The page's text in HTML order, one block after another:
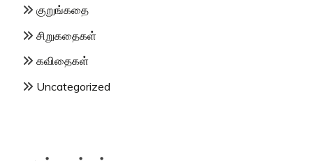
குறுங்கதை
சிறுகதைகள்
கவிதைகள்
Uncategorized